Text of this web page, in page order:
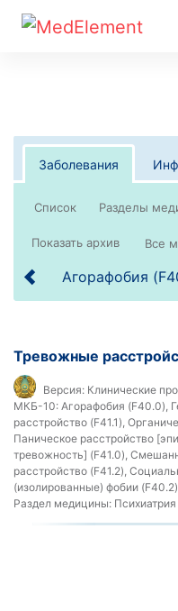
Заболевания
Список
Все
Агорафобия
Тревожные
Версия: Клинические
МКБ-10: Агорафобия (F40.0),
расстройство (F41.1),
Паническое расстройство
тревожность] (F41.0),
расстройство (F41.2),
(изолированные) фобии (F40.2)
Раздел медицины: Психиатрия